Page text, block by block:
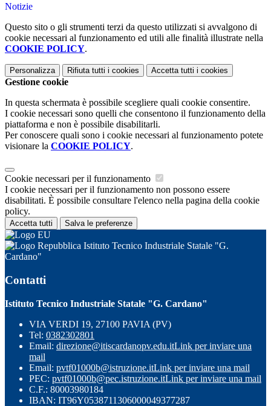
Notizie
Questo sito o gli strumenti terzi da questo utilizzati si avvalgono di
cookie necessari al funzionamento ed utili alle finalità illustrate nella
COOKIE POLICY.
Personalizza Rifiuta tutti i cookies Accetta tutti i cookies
Gestione cookie
In questa schermata è possibile scegliere quali cookie consentire.
I cookie necessari sono quelli che consentono il funzionamento della
piattaforma e non è possibile disabilitarli.
Per conoscere quali sono i cookie necessari al funzionamento potete
visionare la COOKIE POLICY.
Cookie necessari per il funzionamento
I cookie necessari per il funzionamento non possono essere
disabilitati. È possibile consultare l'elenco nella pagina della cookie
policy.
Accetta tutti Salva le preferenze
Istituto Tecnico Industriale Statale "G.
Cardano"
Contatti
Istituto Tecnico Industriale Statale "G. Cardano"
VIA VERDI 19, 27100 PAVIA (PV)
Tel: 0382302801
Email: direzione@itiscardanopv.edu.itLink per inviare una
mail
Email: pvtf01000b@istruzione.itLink per inviare una mail
PEC: pvtf01000b@pec.istruzione.itLink per inviare una mail
C.F.: 80003980184
IBAN: IT96Y0538711306000049377287